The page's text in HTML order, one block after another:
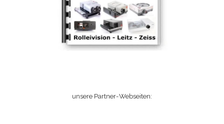
unsere Partner-Webseiten: